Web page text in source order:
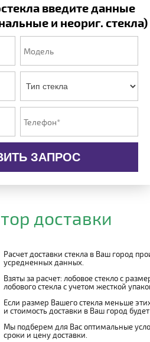
введите данные
и неориг. стекла)
ЗАПРОС
доставки
Расчет доставки стекла в Ваш город
усредненных данных.
Взяты за расчет: лобовое стекло с
лобового стекла с учетом жесткой
Если размер Вашего стекла меньше
и стоимость доставки в Ваш город
Мы подберем для Вас оптимальные
сроки и цену доставки.